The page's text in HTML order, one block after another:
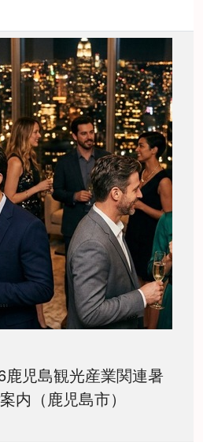
鹿児島観光産業関連暑
内（鹿児島市）